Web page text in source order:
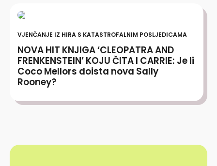
VJENČANJE IZ HIRA S KATASTROFALNIM POSLJEDICAMA
NOVA HIT KNJIGA ‘CLEOPATRA AND
FRENKENSTEIN’ KOJU ČITA I CARRIE: Je li
Coco Mellors doista nova Sally
Rooney?